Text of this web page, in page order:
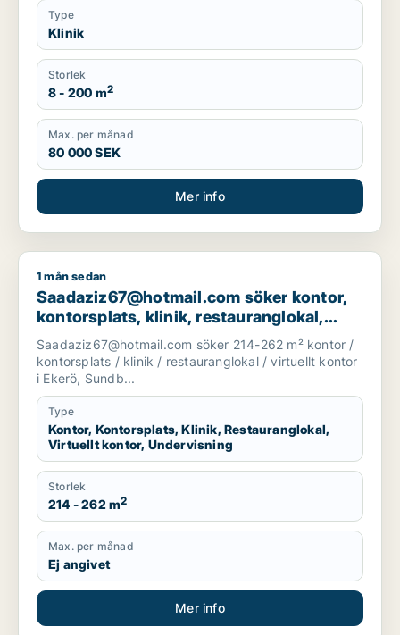
Type
Klinik
Storlek
8 - 200 m2
Max. per månad
80 000 SEK
Mer info
Saadaziz67@hotmail.com
1 mån sedan
Saadaziz67@hotmail.com söker kontor,
kontorsplats, klinik, restauranglokal,
virtuellt kontor eller undervisning för
uthyrning i Ekerö, Sundbyberg eller Solna
m.fl.
Saadaziz67@hotmail.com söker 214-262 m² kontor /
kontorsplats / klinik / restauranglokal / virtuellt kontor
i Ekerö, Sundb...
Type
Kontor, Kontorsplats, Klinik, Restauranglokal,
Virtuellt kontor, Undervisning
Storlek
214 - 262 m2
Max. per månad
Ej angivet
Mer info